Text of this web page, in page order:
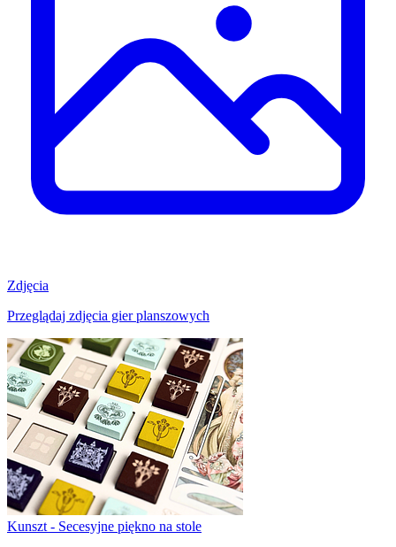
Zdjęcia
Przeglądaj zdjęcia gier planszowych
Kunszt - Secesyjne piękno na stole